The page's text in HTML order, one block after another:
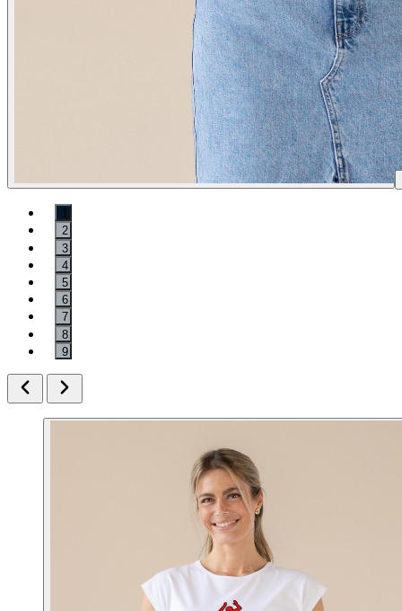
1
2
3
4
5
6
7
8
9